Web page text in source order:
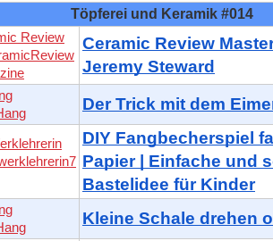
Töpferei und Keramik #014
Review
Ceramic Review
Jeremy Steward
Der Trick mit dem
DIY Fangbecherspiel
Papier | Einfache und
Bastelidee für Kinder
Kleine Schale drehen